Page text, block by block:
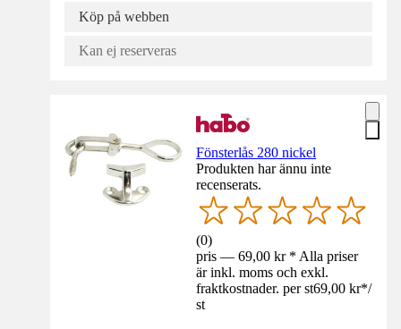
Köp på webben
Kan ej reserveras
Fönsterlås 280 nickel
Produkten har ännu inte
recenserats.
(0)
pris — 69,00 kr * Alla priser
är inkl. moms och exkl.
fraktkostnader. per st69,00 kr*/
st